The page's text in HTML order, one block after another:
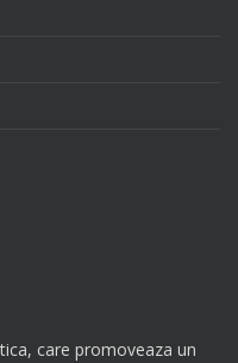
care promoveaza un